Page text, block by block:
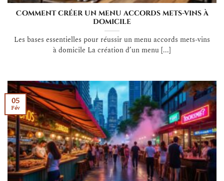
Comment créer un menu accords mets-vins à
domicile
Les bases essentielles pour réussir un menu accords mets-vins
à domicile La création d’un menu [...]
05
Fév